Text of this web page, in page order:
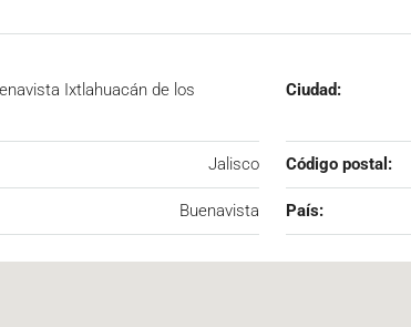
Ixtlahuacán de los
Ciudad:
Jalisco Código postal:
Buenavista País: